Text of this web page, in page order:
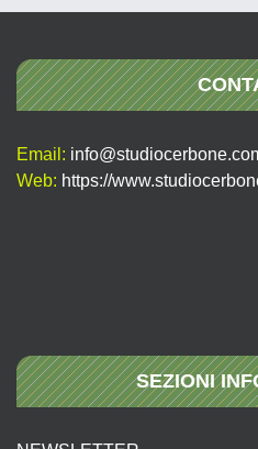
Email:
Web: https://
SEZIONI